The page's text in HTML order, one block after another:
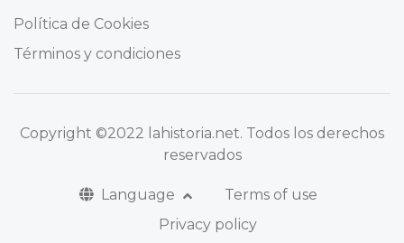
Política de Cookies
Términos y condiciones
Copyright ©2022 lahistoria.net. Todos los derechos
reservados
Language
Terms of use
Privacy policy